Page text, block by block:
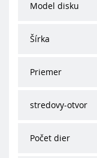
Model disku
Šírka
Priemer
stredovy-otvor
Počet dier